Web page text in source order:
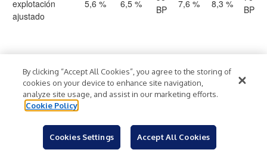
explotación
ajustado
5,6 % 6,5 %
BP
7,6 % 8,3 %
BP
Trimestre finalizado
finalizados
30 de
junio
de
30 de
junio
de
iac
30 de
junio
de
30 de
de
By clicking “Accept All Cookies”, you agree to the storing of
cookies on your device to enhance site navigation,
analyze site usage, and assist in our marketing efforts.
Cookie Policy
Cookies Settings Accept All Cookies